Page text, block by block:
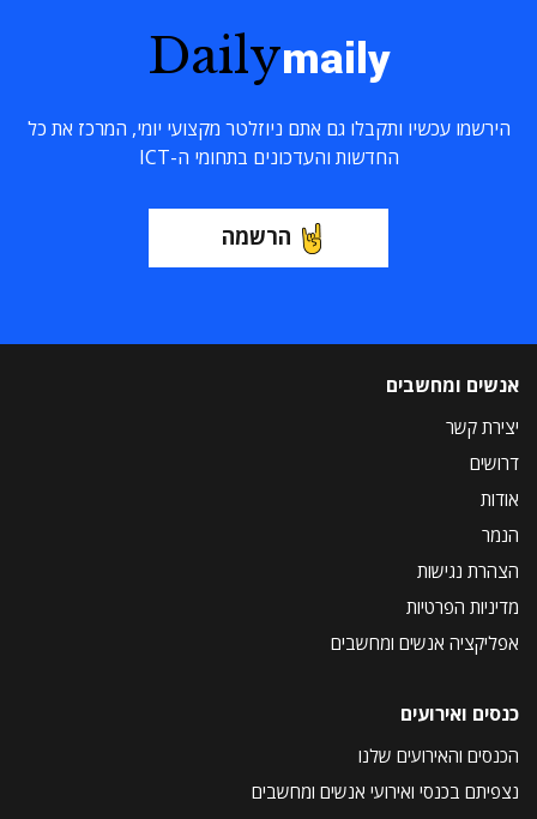
Dailymaily
הירשמו עכשיו ותקבלו גם אתם ניוזלטר מקצועי יומי, המרכז את כל
החדשות והעדכונים בתחומי ה-ICT
הרשמה
אנשים ומחשבים
יצירת קשר
דרושים
אודות
הנמר
הצהרת נגישות
מדיניות הפרטיות
אפליקציה אנשים ומחשבים
כנסים ואירועים
הכנסים והאירועים שלנו
נצפיתם בכנסי ואירועי אנשים ומחשבים